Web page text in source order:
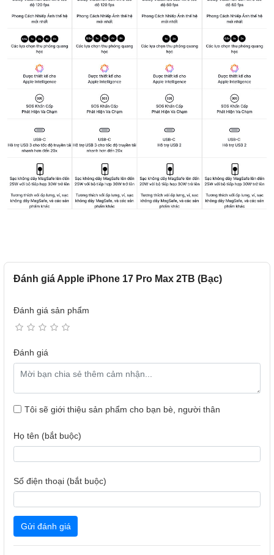
Đánh giá Apple iPhone 17 Pro Max 2TB (Bạc)
Đánh giá sản phẩm
Đánh giá
Tôi sẽ giới thiệu sản phẩm cho bạn bè, người thân
Họ tên (bắt buộc)
Số điện thoại (bắt buộc)
Gửi đánh giá